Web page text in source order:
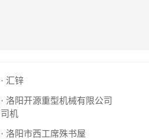
· 汇锌
· 洛阳开源重型机械有限公司
司机
· 洛阳市西工席殊书屋